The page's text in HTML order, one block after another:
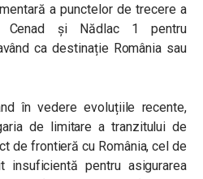
a punctelor de trecere a
și Nădlac 1 pentru
ca destinație România sau
în vedere evoluțiile recente,
de limitare a tranzitului de
de frontieră cu România, cel de
pentru asigurarea